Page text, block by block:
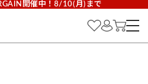
開催中！8/10(月)まで